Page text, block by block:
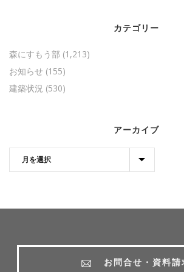
カテゴリー
森にすもう部 (1,213)
お知らせ (155)
建築状況 (530)
アーカイブ
お問合せ・資料請